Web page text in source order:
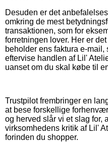
Desuden er det
omkring de mest
transaktionen, som for
forretningen lover. Her er
beholder ens faktura e-
eftervise handlen af Lil'
uanset om du skal købe til
Trustpilot frembringer en
at bese forskellige
og herved slår vi et slag for,
virksomhedens kritik af Lil'
forinden du shopper.